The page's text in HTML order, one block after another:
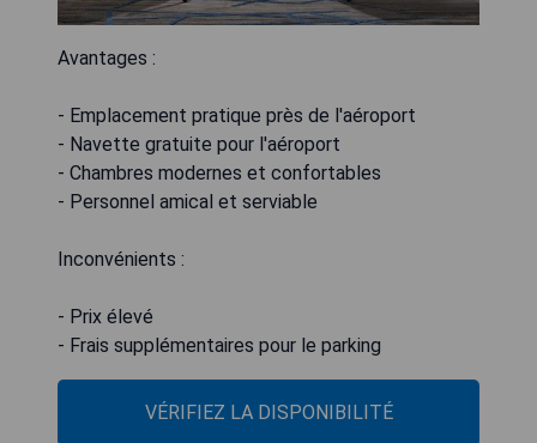
Avantages :
- Emplacement pratique près de l'aéroport
- Navette gratuite pour l'aéroport
- Chambres modernes et confortables
- Personnel amical et serviable
Inconvénients :
- Prix élevé
- Frais supplémentaires pour le parking
VÉRIFIEZ LA DISPONIBILITÉ